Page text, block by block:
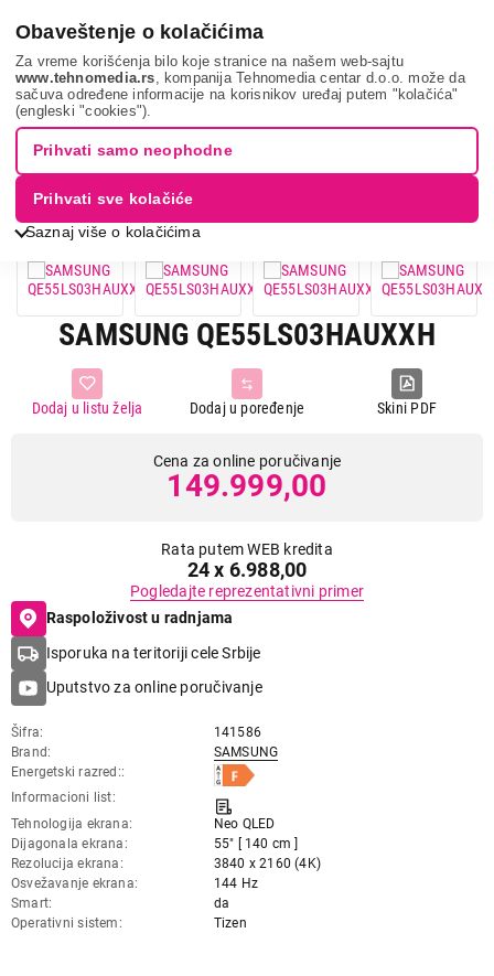
Obaveštenje o kolačićima
Za vreme korišćenja bilo koje stranice na našem web-sajtu
www.tehnomedia.rs , kompanija Tehnomedia centar d.o.o. može da
sačuva određene informacije na korisnikov uređaj putem "kolačića"
(engleski "cookies").
Saznaj više o kolačićima
Prihvati samo neophodne
Prihvati sve kolačiće
Tv, audio, video i foto Televizori 55 inča
Samsung
qe55ls0...
SAMSUNG QE55LS03HAUXXH
Skini PDF
Dodaj u poređenje
Dodaj u listu želja
Cena za online poručivanje
149.999,00
Rata putem WEB kredita
24 x 6.988,00
Pogledajte reprezentativni primer
Raspoloživost u radnjama
Isporuka na teritoriji cele Srbije
Uputstvo za online poručivanje
Šifra
141586
Brand
SAMSUNG
Energetski razred:
Informacioni list
Tehnologija ekrana
Neo QLED
Dijagonala ekrana
55" [ 140 cm ]
Rezolucija ekrana
3840 x 2160 (4K)
Osvežavanje ekrana
144 Hz
Smart
da
Operativni sistem
Tizen